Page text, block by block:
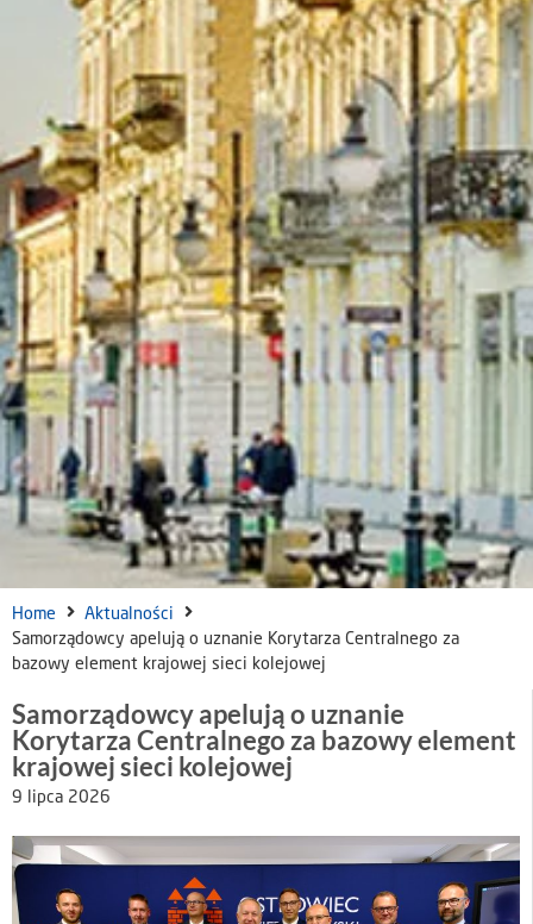
Home
Aktualności
Samorządowcy apelują o uznanie Korytarza Centralnego za
bazowy element krajowej sieci kolejowej
Samorządowcy apelują o uznanie
Korytarza Centralnego za bazowy element
krajowej sieci kolejowej
9 lipca 2026